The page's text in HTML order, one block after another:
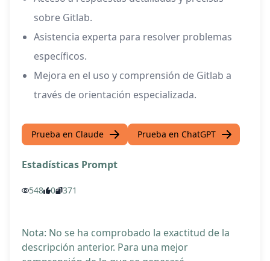
sobre Gitlab.
Asistencia experta para resolver problemas
específicos.
Mejora en el uso y comprensión de Gitlab a
través de orientación especializada.
Prueba en Claude Prueba en ChatGPT
Estadísticas Prompt
548 0 371
Nota: No se ha comprobado la exactitud de la
descripción anterior. Para una mejor